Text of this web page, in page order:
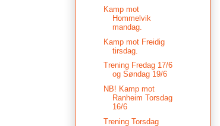
Kamp mot
Hommelvik
mandag.
Kamp mot Freidig
tirsdag.
Trening Fredag 17/6
og Søndag 19/6
NB! Kamp mot
Ranheim Torsdag
16/6
Trening Torsdag